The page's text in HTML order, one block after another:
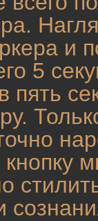
и
5
пять